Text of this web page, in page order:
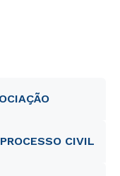
CIVIL